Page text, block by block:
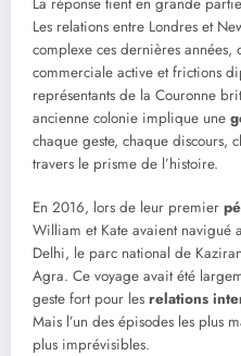
Les relations entre Londres et
complexe ces dernières années,
commerciale active et frictions
représentants de la Couronne
ancienne colonie implique une
chaque geste, chaque discours,
travers le prisme de l’histoire.
En 2016, lors de leur premier
William et Kate avaient navigué
Delhi, le parc national de
Agra. Ce voyage avait été
geste fort pour les relations
Mais l’un des épisodes les plus
plus imprévisibles.